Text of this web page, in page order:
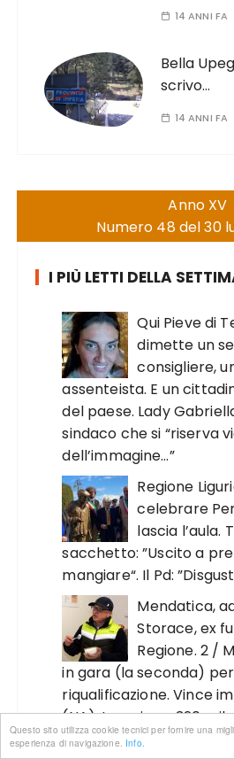
Questo sito utilizza cookie tecnici per fornire una
esperienza di navigazione. Info.
14 ANNI FA
Bella
scrivo…
14 ANNI FA
Anno XV
Numero 48 del 30
I PIÙ LETTI DELLA
Qui Pieve di
dimette un
consigliere,
assenteista. E un
del paese. Lady
sindaco che si “riserva
dell’immagine…”
Regione
celebrare
lascia l’aula.
sacchetto: ”Uscito a
mangiare“. Il Pd:
Mendatica,
Storace, ex
Regione. 2 /
in gara (la seconda)
riqualificazione. Vince
(NA). Lavori per 320
Alassio